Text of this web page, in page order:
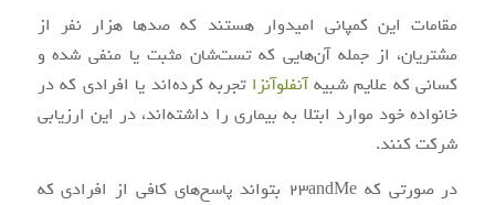
مقامات این کمپانی امیدوار هستند که صدها هزار نفر از
مشتریان، از جمله آن‌هایی که تست‌شان مثبت یا منفی شده و
کسانی که علایم شبیهآنفلوآنزا تجربه کرده‌اند یا افرادی که در
خانواده خود موارد ابتلا به بیماری را داشته‌اند، در این ارزیابی
شرکت کنند.
در صورتی که 23andMe بتواند پاسخ‌های کافی از افرادی که